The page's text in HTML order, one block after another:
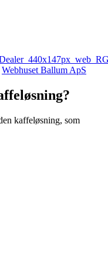
Webhuset Ballum ApS
kaffeløsning, som